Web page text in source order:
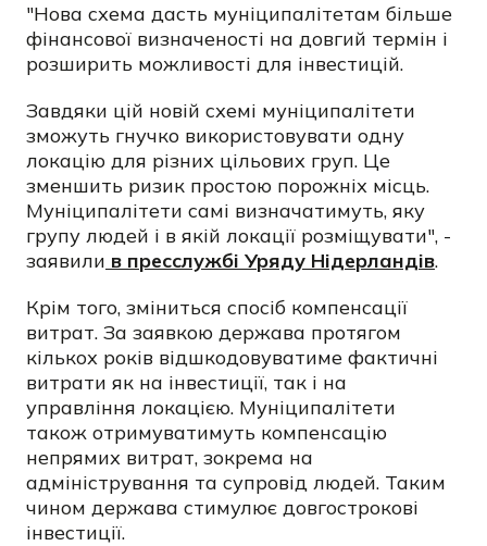
"Нова схема дасть муніципалітетам більше
фінансової визначеності на довгий термін і
розширить можливості для інвестицій.
Завдяки цій новій схемі муніципалітети
зможуть гнучко використовувати одну
локацію для різних цільових груп. Це
зменшить ризик простою порожніх місць.
Муніципалітети самі визначатимуть, яку
групу людей і в якій локації розміщувати", -
заявили в пресслужбі Уряду Нідерландів.
Крім того, зміниться спосіб компенсації
витрат. За заявкою держава протягом
кількох років відшкодовуватиме фактичні
витрати як на інвестиції, так і на
управління локацією. Муніципалітети
також отримуватимуть компенсацію
непрямих витрат, зокрема на
адміністрування та супровід людей. Таким
чином держава стимулює довгострокові
інвестиції.